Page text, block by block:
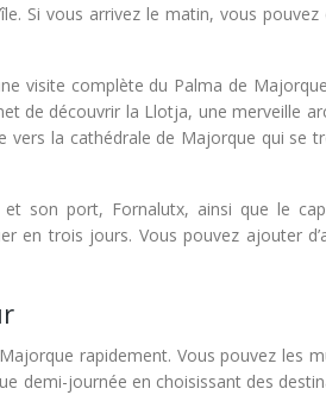
Si vous arrivez le matin, vous
visite complète du Palma de
de découvrir la Llotja, une merveille
vers la cathédrale de Majorque qui se
son port, Fornalutx, ainsi que le
en trois jours. Vous pouvez ajouter
rapidement. Vous pouvez les
demi-journée en choisissant des